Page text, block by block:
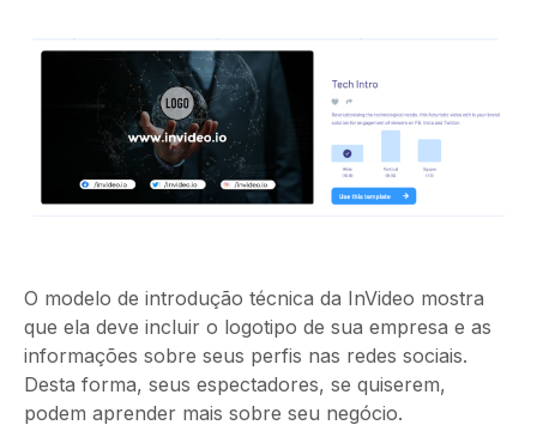
O modelo de introdução técnica da InVideo mostra
que ela deve incluir o logotipo de sua empresa e as
informações sobre seus perfis nas redes sociais.
Desta forma, seus espectadores, se quiserem,
podem aprender mais sobre seu negócio.